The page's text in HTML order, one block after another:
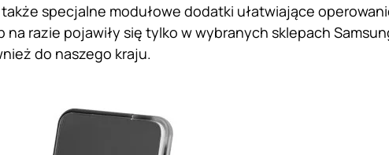
specjalne modułowe dodatki ułatwiające
na razie pojawiły się tylko w wybranych sklepach
do naszego kraju.